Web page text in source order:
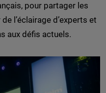
pour partager les
l’éclairage d’experts et
aux défis actuels.